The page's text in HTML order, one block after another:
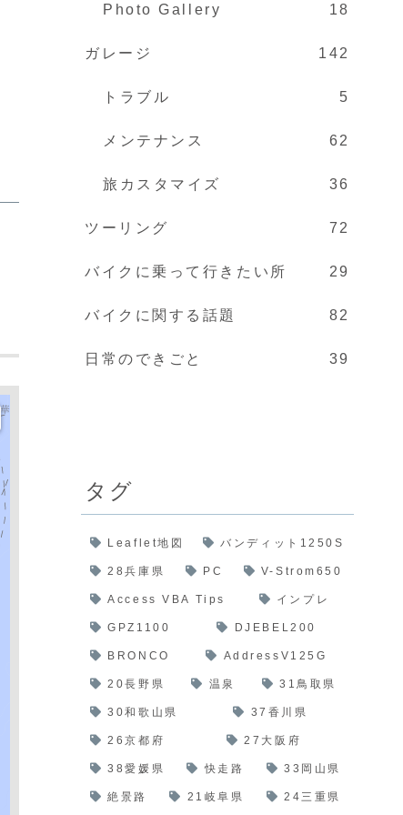
Photo Gallery 18
ガレージ 142
トラブル 5
メンテナンス 62
旅カスタマイズ 36
ツーリング 72
バイクに乗って行きたい所 29
バイクに関する話題 82
日常のできごと 39
タグ
Leaflet地図 バンディット1250S
28兵庫県 PC V-Strom650
Access VBA Tips インプレ
GPZ1100 DJEBEL200
BRONCO AddressV125G
20長野県 温泉 31鳥取県
30和歌山県 37香川県
26京都府 27大阪府
38愛媛県 快走路 33岡山県
絶景路 21岐阜県 24三重県